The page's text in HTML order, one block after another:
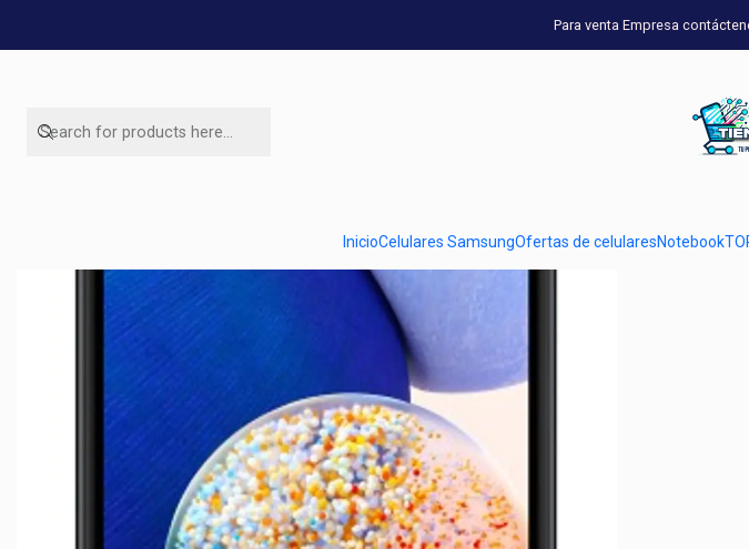
InicioCelulares SamsungOfertas de celularesNotebook
Para venta Empresa
Celulares Samsung